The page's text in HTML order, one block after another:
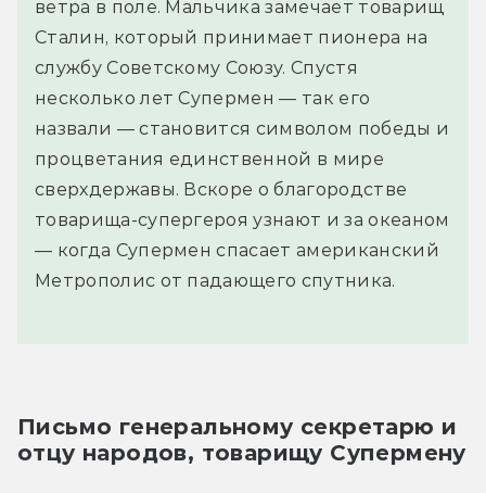
ветра в поле. Мальчика замечает товарищ
Сталин, который принимает пионера на
службу Советскому Союзу. Спустя
несколько лет Супермен — так его
назвали — становится символом победы и
процветания единственной в мире
сверхдержавы. Вскоре о благородстве
товарища-супергероя узнают и за океаном
— когда Супермен спасает американский
Метрополис от падающего спутника.
Письмо генеральному секретарю и
отцу народов, товарищу Супермену